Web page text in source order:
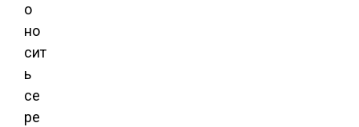
о
но
сит
ь
се
ре